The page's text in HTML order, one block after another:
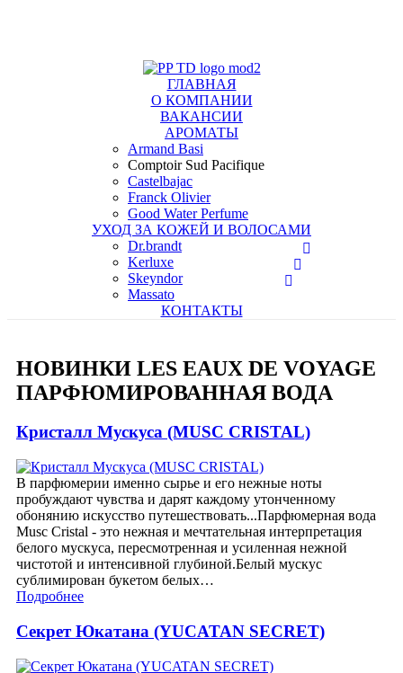
ГЛАВНАЯ
О КОМПАНИИ
ВАКАНСИИ
АРОМАТЫ
Armand Basi
Comptoir Sud Pacifique
Castelbajac
Franck Olivier
Good Water Perfume
УХОД ЗА КОЖЕЙ И ВОЛОСАМИ
Dr.brandt
Kerluxe
Skeyndor
Massato
КОНТАКТЫ
НОВИНКИ LES EAUX DE VOYAGE
ПАРФЮМИРОВАННАЯ ВОДА
Кристалл Мускуса (MUSC CRISTAL)
В парфюмерии именно сырье и его нежные ноты
пробуждают чувства и дарят каждому утонченному
обонянию искусство путешествовать...Парфюмерная вода
Musc Cristal - это нежная и мечтательная интерпретация
белого мускуса, пересмотренная и усиленная нежной
чистотой и интенсивной глубиной.Белый мускус
сублимирован букетом белых…
Подробнее
Секрет Юкатана (YUCATAN SECRET)